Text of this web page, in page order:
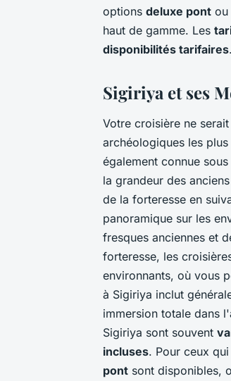
options deluxe pont ou
haut de gamme. Les
disponibilités tarifaires.
Sigiriya et ses
Votre croisière ne
archéologiques les
également connue
la grandeur des
de la forteresse en
panoramique sur les
fresques anciennes et
forteresse, les
environnants, où vous
à Sigiriya inclut
immersion totale dans
Sigiriya sont souvent
incluses. Pour ceux
pont sont disponibles,